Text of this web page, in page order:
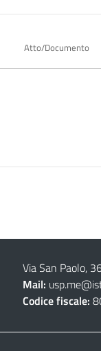
Atto/Documento
Via San Paolo,
Mail:
Codice fiscale: